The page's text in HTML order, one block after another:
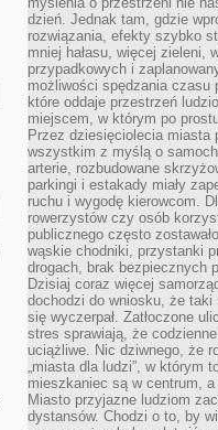
dzień. Jednak tam, gdzie
rozwiązania, efekty szybko
mniej hałasu, więcej zieleni,
przypadkowych i
możliwości spędzania czasu
które oddaje przestrzeń
miejscem, w którym po
Przez dziesięciolecia miasta
wszystkim z myślą o
arterie, rozbudowane
parkingi i estakady miały
ruchu i wygodę kierowcom.
rowerzystów czy osób
publicznego często
wąskie chodniki, przystanki
drogach, brak bezpiecznych
Dzisiaj coraz więcej
dochodzi do wniosku, że taki
się wyczerpał. Zatłoczone
stres sprawiają, że
uciążliwe. Nic dziwnego, że
„miasta dla ludzi”, w którym
mieszkaniec są w centrum,
Miasto przyjazne ludziom
dystansów. Chodzi o to, by